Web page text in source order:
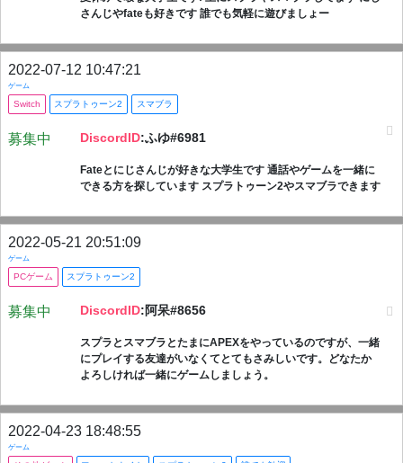
さんじやfateも好きです 誰でも気軽に遊びましょー
2022-07-12 10:47:21
ゲーム
Switch スプラトゥーン2 スマブラ
募集中 DiscordID:ふゆ#6981
Fateとにじさんじが好きな大学生です 通話やゲームを一緒に
できる方を探しています スプラトゥーン2やスマブラできます
2022-05-21 20:51:09
ゲーム
PCゲーム スプラトゥーン2
募集中 DiscordID:阿呆#8656
スプラとスマブラとたまにAPEXをやっているのですが、一緒
にプレイする友達がいなくてとてもさみしいです。どなたか
よろしければ一緒にゲームしましょう。
2022-04-23 18:48:55
ゲーム